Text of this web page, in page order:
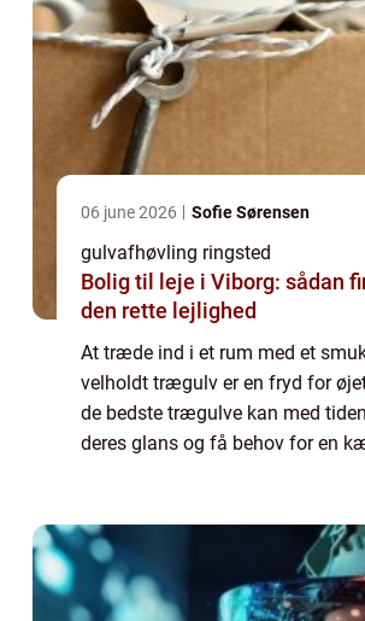
06 june 2026 Sofie Sørensen
gulvafhøvling ringsted
Bolig til leje i Viborg: sådan
den rette lejlighed
At træde ind i et rum med et
velholdt trægulv er en fryd for
de bedste trægulve kan med
deres glans og få behov for en